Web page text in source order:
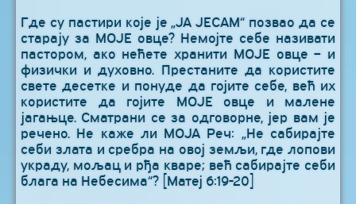
Где су пастири које је „ЈА ЈЕСАМ“ позвао да се
старају за МОЈЕ овце? Немојте себе називати
пастором, ако нећете хранити МОЈЕ овце – и
физички и духовно. Престаните да користите
свете десетке и понуде да гојите себе, већ их
користите да гојите МОЈЕ овце и малене
јагањце. Сматрани се за одговорне, јер вам је
речено. Не каже ли МОЈА Реч: „Не сабирајте
себи злата и сребра на овој земљи, где лопови
украду, мољац и рђа кваре; већ сабирајте себи
блага на Небесима“? [Матеј 6:19-20]